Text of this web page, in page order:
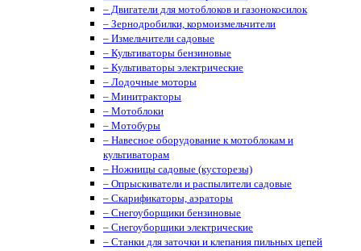
– Двигатели для мотоблоков и газонокосилок
– Зернодробилки, кормоизмельчители
– Измельчители садовые
– Культиваторы бензиновые
– Культиваторы электрические
– Лодочные моторы
– Минитракторы
– Мотоблоки
– Мотобуры
– Навесное оборудование к мотоблокам и
культиваторам
– Ножницы садовые (кусторезы)
– Опрыскиватели и распылители садовые
– Скарификаторы, аэраторы
– Снегоуборщики бензиновые
– Снегоуборщики электрические
– Станки для заточки и клепания пильных цепей